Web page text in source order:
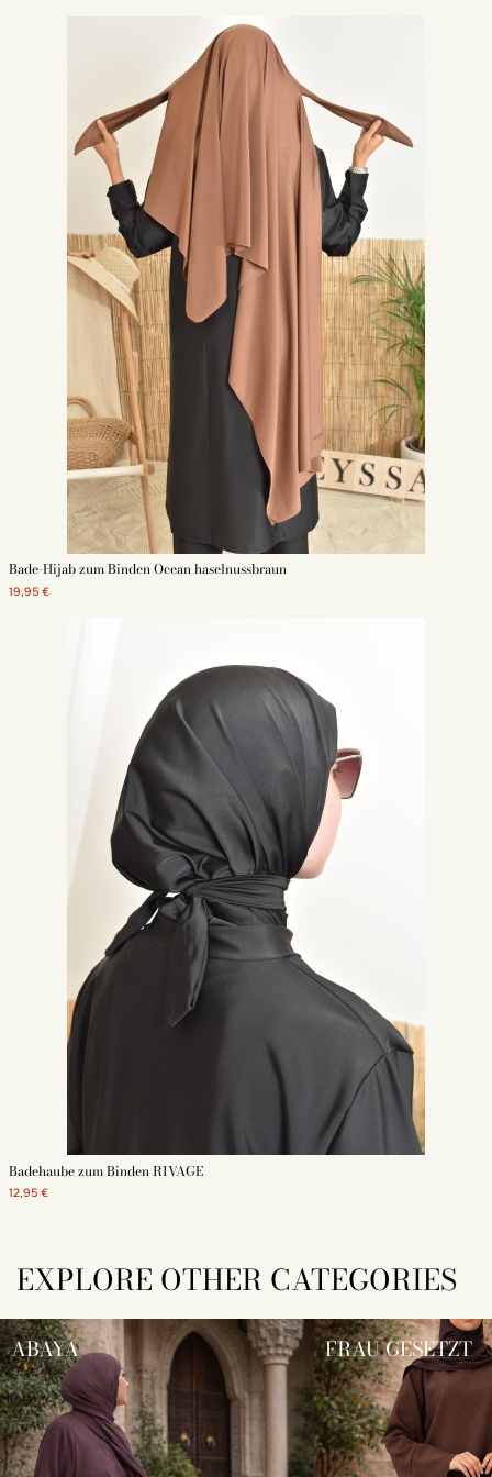
Bade-Hijab zum Binden Ocean haselnussbraun
19,95 €
Badehaube zum Binden RIVAGE
12,95 €
EXPLORE OTHER CATEGORIES
ABAYA FRAU GESETZT